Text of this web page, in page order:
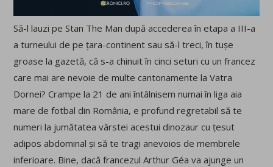
Să-l lauzi pe Stan The Man după accederea în etapa a III-a
a turneului de pe țara-continent sau să-l treci, în tușe
groase la gazetă, că s-a chinuit în cinci seturi cu un francez
care mai are nevoie de multe cantonamente la Vatra
Dornei? Crampe la 21 de ani întâlnisem numai în liga aia
mare de fotbal din România, e profund regretabil să te
numeri la jumătatea vârstei acestui dinozaur cu țesut
adipos abdominal și să te tragi anevoios de membrele
inferioare. Bine, dacă francezul Arthur Géa va ajunge un